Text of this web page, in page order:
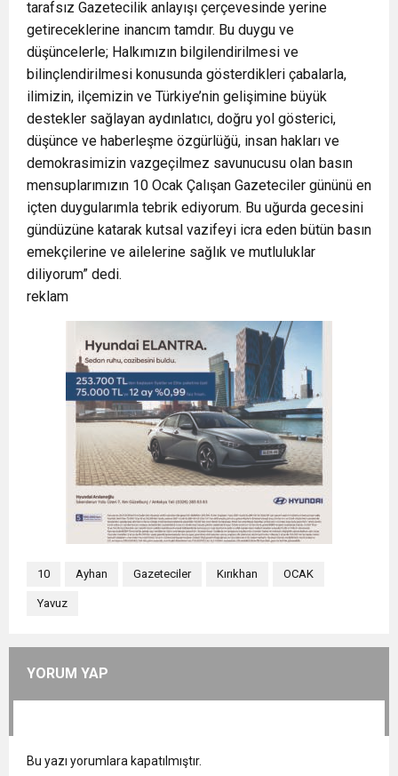
tarafsız Gazetecilik anlayışı çerçevesinde yerine
getireceklerine inancım tamdır. Bu duygu ve
düşüncelerle; Halkımızın bilgilendirilmesi ve
bilinçlendirilmesi konusunda gösterdikleri çabalarla,
ilimizin, ilçemizin ve Türkiye’nin gelişimine büyük
destekler sağlayan aydınlatıcı, doğru yol gösterici,
düşünce ve haberleşme özgürlüğü, insan hakları ve
demokrasimizin vazgeçilmez savunucusu olan basın
mensuplarımızın 10 Ocak Çalışan Gazeteciler gününü en
içten duygularımla tebrik ediyorum. Bu uğurda gecesini
gündüzüne katarak kutsal vazifeyi icra eden bütün basın
emekçilerine ve ailelerine sağlık ve mutluluklar
diliyorum” dedi.
reklam
10 Ayhan Gazeteciler Kırıkhan OCAK
Yavuz
YORUM YAP
Bu yazı yorumlara kapatılmıştır.